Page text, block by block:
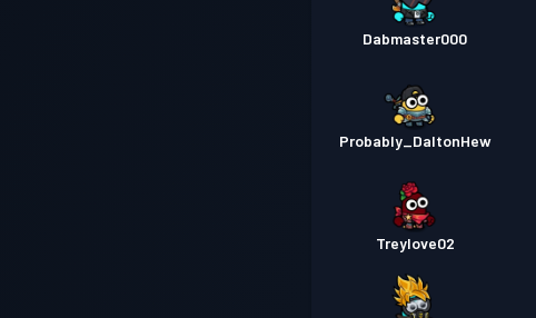
Dabmaster000
Probably_DaltonHew
Treylove02